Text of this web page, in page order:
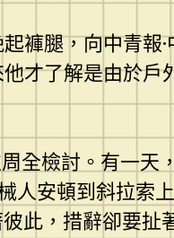
褲腿，向中青報
才了解是由於戶
全檢討。有一天
安頓到斜拉索
此，措辭卻要扯